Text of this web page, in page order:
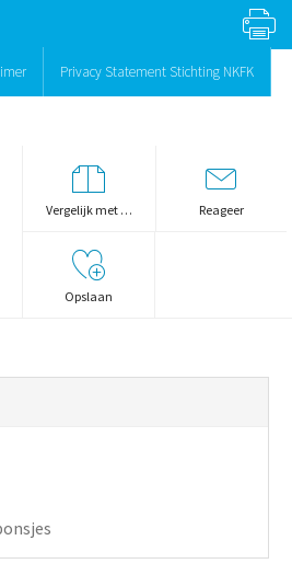
Privacy Statement Stichting NKFK
Vergelijk met … Reageer
Opslaan